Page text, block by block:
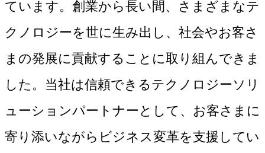
ています。創業から長い間、さまざまなテ
クノロジーを世に生み出し、社会やお客さ
まの発展に貢献することに取り組んできま
した。当社は信頼できるテクノロジーソリ
ューションパートナーとして、お客さまに
寄り添いながらビジネス変革を支援してい